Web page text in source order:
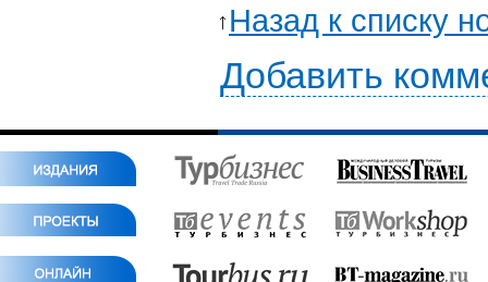
Назад к списку
Добавить